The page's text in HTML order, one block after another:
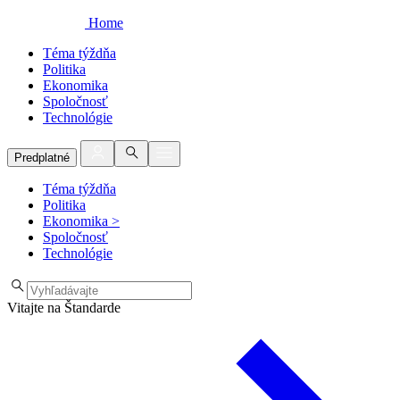
Home
Téma týždňa
Politika
Ekonomika
Spoločnosť
Technológie
Predplatné
Téma týždňa
Politika
Ekonomika >
Spoločnosť
Technológie
Vitajte na Štandarde